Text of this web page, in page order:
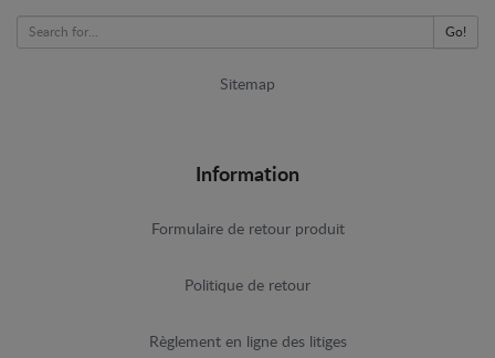
Go!
Sitemap
Information
Formulaire de retour produit
Politique de retour
Règlement en ligne des litiges